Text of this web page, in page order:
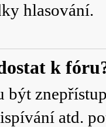
hlasování.
k
být
atd.